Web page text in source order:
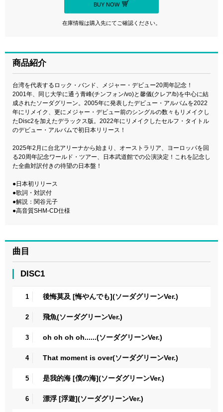
BUY NOW
在庫情報は購入先にてご確認ください。
商品紹介
台湾を代表するロック・バンド、メジャー・デビュー20周年記念！
2001年、同じ大学に通う青峰(チンフォン/vo)と馨儀(クレア/b)を中心に結
成されたソーダグリーン。2005年に発表したデビュー・アルバムを2022
年にリメイク、更にメジャー・デビュー前のシングルの数々もリメイクし
たDisc2を加えたデラックス版。2022年にリメイクしたセルフ・タイトル
のデビュー・アルバムで初日本リリース！
2025年2月に台北アリーナから始まり、オーストラリア、ヨーロッパを回
る20周年記念ワールド・ツアー、日本武道館での公演決定！これを記念し
た全曲対訳付きの待望の日本盤！
●日本初リリース
●歌詞・対訳付
●解説：関谷元子
●高音質SHM-CD仕様
曲目
DISC1
1 後悔莫及 [悔やんでも](ソーダグリーンVer.)
2 飛魚(ソーダグリーンVer.)
3 oh oh oh oh......(ソーダグリーンVer.)
4 That moment is over(ソーダグリーンVer.)
5 是我的海 [僕の海](ソーダグリーンVer.)
6 漂浮 [浮遊](ソーダグリーンVer.)